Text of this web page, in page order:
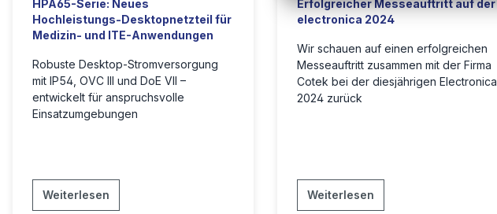
HPA65-Serie: Neues
Hochleistungs-Desktopnetzteil für
Medizin- und ITE-Anwendungen
Robuste Desktop-Stromversorgung
mit IP54, OVC III und DoE VII –
entwickelt für anspruchsvolle
Einsatzumgebungen
Weiterlesen
Erfolgreicher Messeauftritt auf der
electronica 2024
Wir schauen auf einen erfolgreichen
Messeauftritt zusammen mit der Firma
Cotek bei der diesjährigen Electronica
2024 zurück
Weiterlesen